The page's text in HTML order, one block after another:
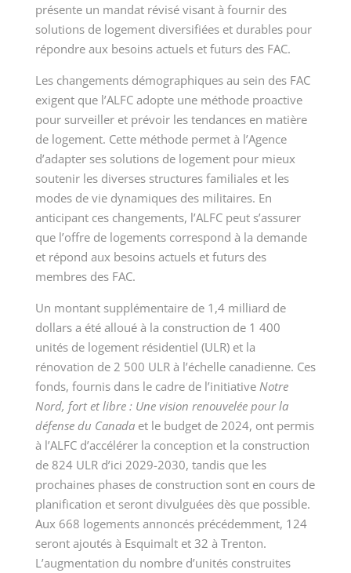
présente un mandat révisé visant à fournir des
solutions de logement diversifiées et durables pour
répondre aux besoins actuels et futurs des FAC.
Les changements démographiques au sein des FAC
exigent que l’ALFC adopte une méthode proactive
pour surveiller et prévoir les tendances en matière
de logement. Cette méthode permet à l’Agence
d’adapter ses solutions de logement pour mieux
soutenir les diverses structures familiales et les
modes de vie dynamiques des militaires. En
anticipant ces changements, l’ALFC peut s’assurer
que l’offre de logements correspond à la demande
et répond aux besoins actuels et futurs des
membres des FAC.
Un montant supplémentaire de 1,4 milliard de
dollars a été alloué à la construction de 1 400
unités de logement résidentiel (ULR) et la
rénovation de 2 500 ULR à l’échelle canadienne. Ces
fonds, fournis dans le cadre de l’initiative Notre
Nord, fort et libre : Une vision renouvelée pour la
défense du Canadaet le budget de 2024, ont permis
à l’ALFC d’accélérer la conception et la construction
de 824 ULR d’ici 2029-2030, tandis que les
prochaines phases de construction sont en cours de
planification et seront divulguées dès que possible.
Aux 668 logements annoncés précédemment, 124
seront ajoutés à Esquimalt et 32 à Trenton.
L’augmentation du nombre d’unités construites